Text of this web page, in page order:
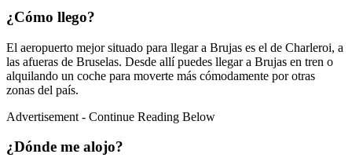
¿Cómo llego?
El aeropuerto mejor situado para llegar a Brujas es el de Charleroi, a
las afueras de Bruselas. Desde allí puedes llegar a Brujas en tren o
alquilando un coche para moverte más cómodamente por otras
zonas del país.
Advertisement - Continue Reading Below
¿Dónde me alojo?